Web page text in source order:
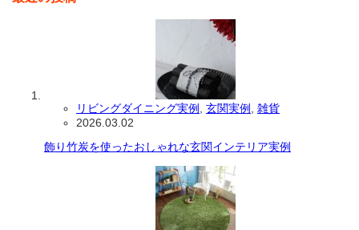
リビングダイニング実例 玄関実例
雑貨
2026.03.02
飾り竹炭を使ったおしゃれな玄関インテリア実例